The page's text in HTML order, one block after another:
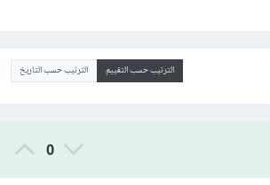
الترتيب حسب التقييم الترتيب حسب التاريخ
0